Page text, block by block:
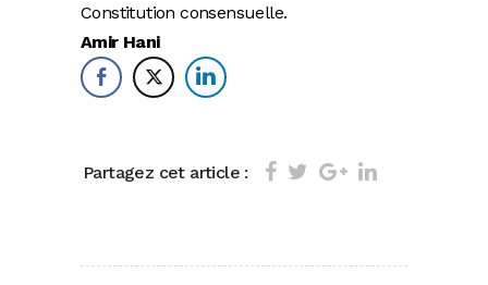
Constitution consensuelle.
Amir Hani
Partagez cet article :